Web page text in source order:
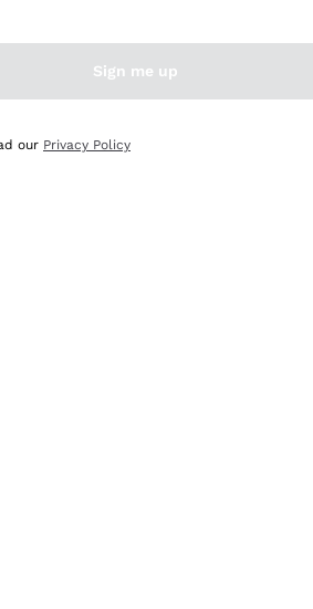
Sign me up
our Privacy Policy